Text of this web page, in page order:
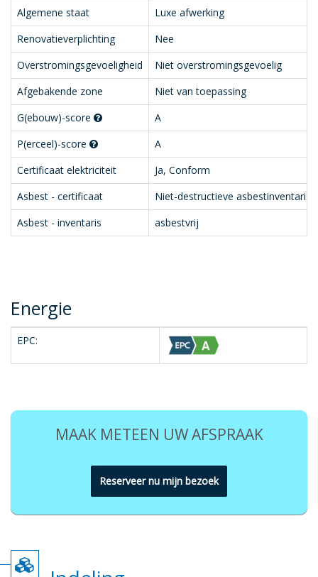
Algemene staat
Luxe afwerking
Renovatieverplichting
Nee
Overstromingsgevoeligheid
Niet overstromingsgevoelig
Afgebakende zone
Niet van toepassing
G(ebouw)-score
A
P(erceel)-score
A
Certificaat elektriciteit
Ja, Conform
Asbest - certificaat
Niet-destructieve asbestinventaris
Asbest - inventaris
asbestvrij
Energie
EPC:
MAAK METEEN UW AFSPRAAK
Reserveer nu mijn bezoek